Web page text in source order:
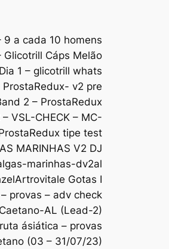
9 a cada 10 homens
Cáps Melão
1 – glicotrill whats
v2 pre
2 – ProstaRedux
VSL-CHECK – MC-
tipe test
MARINHAS V2 DJ
marinhas-dv2al
Artrovitale Gotas I
provas – adv check
AL (Lead-2)
ásiática – provas
(03 – 31/07/23)